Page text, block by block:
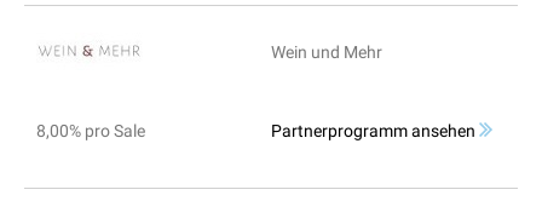
Wein und Mehr
8,00% pro Sale Partnerprogramm ansehen